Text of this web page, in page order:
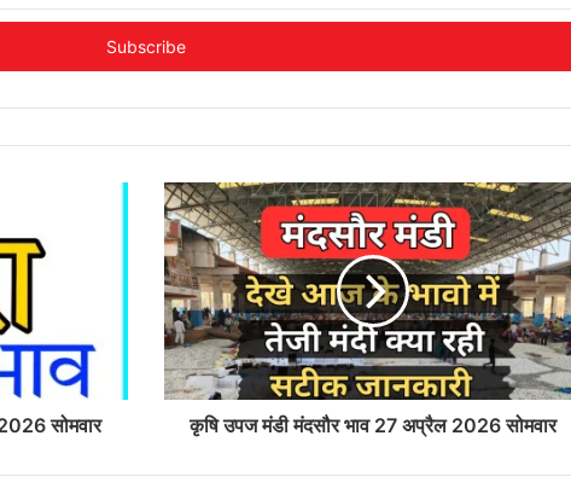
सोमवार कृषि उपज मंडी मंदसौर भाव 27 अप्रैल 2026 सोमवार